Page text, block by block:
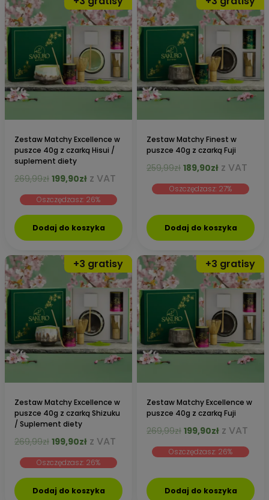
Zestaw Matchy Excellence w
puszce 40g z czarką Hisui /
suplement diety
269,99zł Pierwotna
wynosiła:
269,99zł.
199,90złAktualna
wynosi:
199,90zł.
z VAT
Oszczędzasz: 26%
Dodaj do koszyka
Zestaw Matchy Finest w
puszce 40g z czarką Fuji
259,99zł Pierwotna
wynosiła:
189,90złAktualna
wynosi:
z VAT
Oszczędzasz: 27%
Dodaj do koszyka
Zestaw Matchy Excellence w
puszce 40g z czarką Shizuku
/ Suplement diety
269,99zł Pierwotna
wynosiła:
269,99zł.
199,90złAktualna
wynosi:
199,90zł.
z VAT
Oszczędzasz: 26%
Dodaj do koszyka
Zestaw Matchy Excellence w
puszce 40g z czarką Fuji
269,99zł Pierwotna
wynosiła:
199,90złAktualna
wynosi:
z VAT
Oszczędzasz: 26%
Dodaj do koszyka